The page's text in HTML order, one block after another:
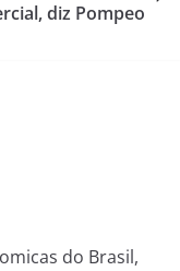
diz Pompeo
do Brasil,